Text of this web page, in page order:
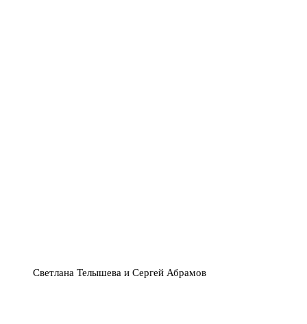
Светлана Телышева и Сергей Абрамов